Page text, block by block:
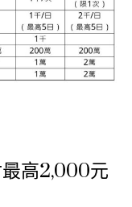
高2,000元